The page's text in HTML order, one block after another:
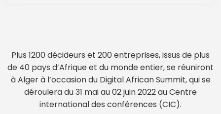
Plus 1200 décideurs et 200 entreprises, issus de plus
de 40 pays d’Afrique et du monde entier, se réuniront
à Alger à l’occasion du Digital African Summit, qui se
déroulera du 31 mai au 02 juin 2022 au Centre
international des conférences (CIC).